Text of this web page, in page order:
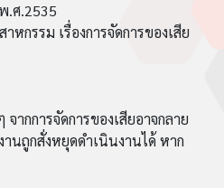
.ศ.2535
หกรรม เรื่องการจัดการของเสีย
ากการจัดการของเสียอาจกลาย
นถูกสั่งหยุดดำเนินงานได้ หาก